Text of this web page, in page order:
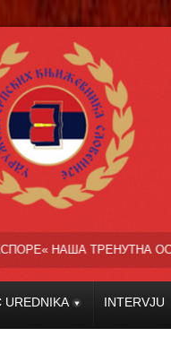
СУ ОЧЕКИВАЊЕ
UREDNIKA INTERVJU